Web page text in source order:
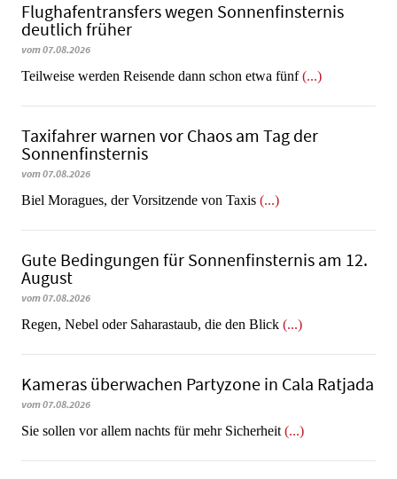
Flughafentransfers wegen Sonnenfinsternis
deutlich früher
vom 07.08.2026
Teilweise werden Reisende dann schon etwa fünf(...)
Taxifahrer warnen vor Chaos am Tag der
Sonnenfinsternis
vom 07.08.2026
​​​​​​​Biel Moragues, der Vorsitzende von Taxis (...)
Gute Bedingungen für Sonnenfinsternis am 12.
August
vom 07.08.2026
Regen, Nebel oder Saharastaub, die den Blick (...)
Kameras überwachen Partyzone in Cala Ratjada
vom 07.08.2026
Sie sollen vor allem nachts für mehr Sicherheit (...)